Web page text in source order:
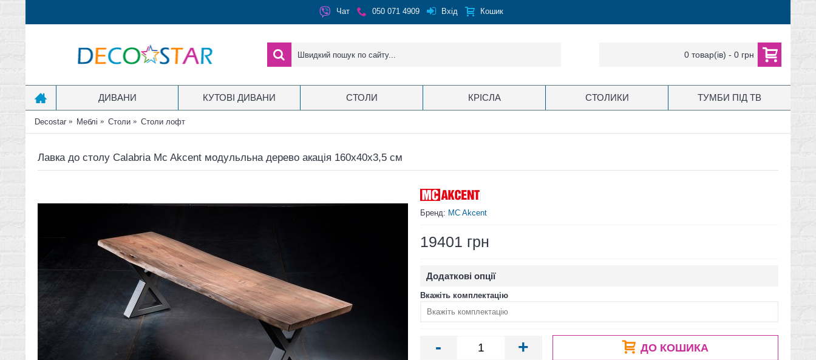
Чат 050 071 4909 Вхід Кошик
0 товар(ів) - 0 грн
ДИВАНИ КУТОВІ ДИВАНИ СТОЛИ КРІСЛА СТОЛИКИ ТУМБИ ПІД ТВ
Decostar Меблі Столи Столи лофт
Лавка до столу Calabria Mc Akcent модульльна дерево акація 160x40x3,5 см
Бренд: MC Akcent
19401 грн
Додаткові опції
Вкажіть комплектацію
- + ДО КОШИКА